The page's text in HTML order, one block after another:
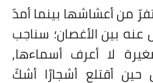
من أعشاشها بينما أمدّ
بين الأغصان؛ سناجب
لا أعرف أسماءها,
أقتلع أشجارًا أشكّ